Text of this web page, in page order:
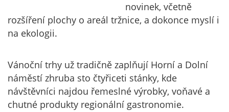
novinek, včetně
rozšíření plochy o areál tržnice, a dokonce myslí i
na ekologii.
Vánoční trhy už tradičně zaplňují Horní a Dolní
náměstí zhruba sto čtyřiceti stánky, kde
návštěvníci najdou řemeslné výrobky, voňavé a
chutné produkty regionální gastronomie.